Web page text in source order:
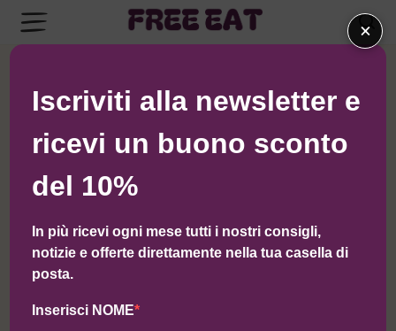
×
Iscriviti alla newsletter e
ricevi un buono sconto
del 10%
In più ricevi ogni mese tutti i nostri consigli,
notizie e offerte direttamente nella tua casella di
posta.
Inserisci NOME